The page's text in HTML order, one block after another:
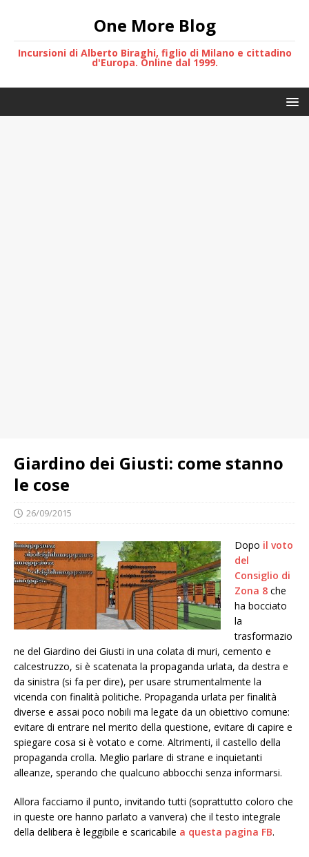
One More Blog
Incursioni di Alberto Biraghi, figlio di Milano e cittadino
d'Europa. Online dal 1999.
Giardino dei Giusti: come stanno
le cose
26/09/2015
Dopo il voto
del
Consiglio di
Zona 8 che
ha bocciato
la
trasformazio
ne del Giardino dei Giusti in una colata di muri, cemento e
calcestruzzo, si è scatenata la propaganda urlata, da destra e
da sinistra (si fa per dire), per usare strumentalmente la
vicenda con finalità politiche. Propaganda urlata per finalità
diverse e assai poco nobili ma legate da un obiettivo comune:
evitare di entrare nel merito della questione, evitare di capire e
spiegare cosa si è votato e come. Altrimenti, il castello della
propaganda crolla. Meglio parlare di strane e inquietanti
alleanze, sperando che qualcuno abbocchi senza informarsi.
Allora facciamo il punto, invitando tutti (soprattutto coloro che
in queste ore hanno parlato a vanvera) che il testo integrale
della delibera è leggibile e scaricabile a questa pagina FB.